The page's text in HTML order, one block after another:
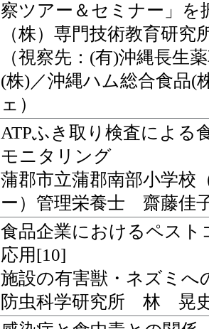
察ツアー＆セミナー」を
（株）専門技術教育研
（視察先：(有)沖縄長生
(株)／沖縄ハム総合食品(
ェ）
ATPふき取り検査による
モニタリング
蒲郡市立蒲郡南部小学校
ー）管理栄養士 齋藤佳
食品企業におけるペスト
応用[10]
施設の有害獣・ネズミ
防虫科学研究所 林 晃